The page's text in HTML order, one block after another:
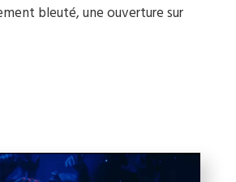
bleuté, une ouverture sur